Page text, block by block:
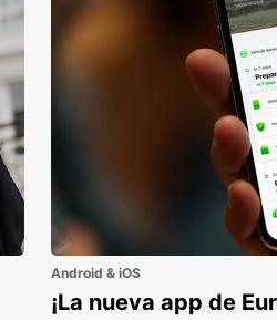
Android & iOS
¡La nueva app de